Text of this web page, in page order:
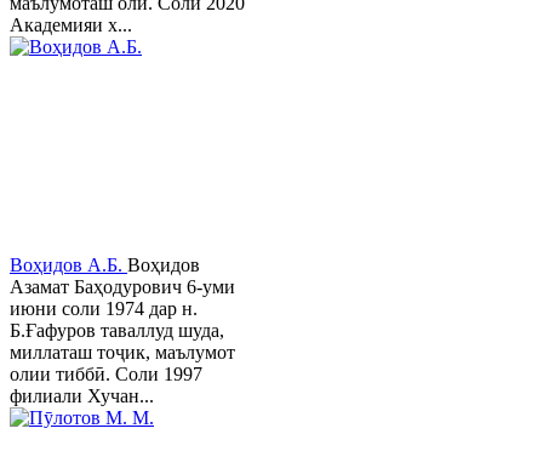
Академияи х...
Воҳидов А.Б. Воҳидов
Азамат Баҳодурович 6-уми
июни соли 1974 дар н.
Б.Ғафуров таваллуд шуда,
миллаташ тоҷик, маълумот
олии тиббӣ. Соли 1997
филиали Хучан...